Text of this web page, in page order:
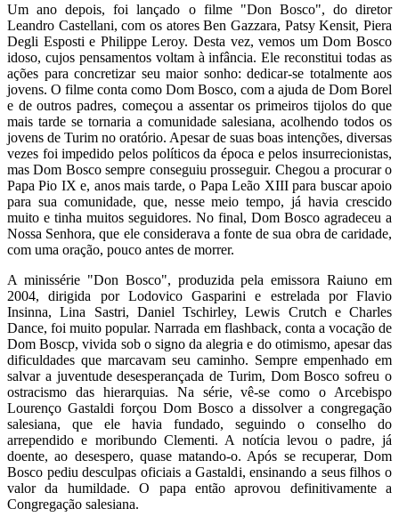
Um ano depois, foi lançado o filme "Don Bosco", do diretor
Leandro Castellani, com os atores Ben Gazzara, Patsy Kensit, Piera
Degli Esposti e Philippe Leroy. Desta vez, vemos um Dom Bosco
idoso, cujos pensamentos voltam à infância. Ele reconstitui todas as
ações para concretizar seu maior sonho: dedicar-se totalmente aos
jovens. O filme conta como Dom Bosco, com a ajuda de Dom Borel
e de outros padres, começou a assentar os primeiros tijolos do que
mais tarde se tornaria a comunidade salesiana, acolhendo todos os
jovens de Turim no oratório. Apesar de suas boas intenções, diversas
vezes foi impedido pelos políticos da época e pelos insurrecionistas,
mas Dom Bosco sempre conseguiu prosseguir. Chegou a procurar o
Papa Pio IX e, anos mais tarde, o Papa Leão XIII para buscar apoio
para sua comunidade, que, nesse meio tempo, já havia crescido
muito e tinha muitos seguidores. No final, Dom Bosco agradeceu a
Nossa Senhora, que ele considerava a fonte de sua obra de caridade,
com uma oração, pouco antes de morrer.
A minissérie "Don Bosco", produzida pela emissora Raiuno em
2004, dirigida por Lodovico Gasparini e estrelada por Flavio
Insinna, Lina Sastri, Daniel Tschirley, Lewis Crutch e Charles
Dance, foi muito popular. Narrada em flashback, conta a vocação de
Dom Boscp, vivida sob o signo da alegria e do otimismo, apesar das
dificuldades que marcavam seu caminho. Sempre empenhado em
salvar a juventude desesperançada de Turim, Dom Bosco sofreu o
ostracismo das hierarquias. Na série, vê-se como o Arcebispo
Lourenço Gastaldi forçou Dom Bosco a dissolver a congregação
salesiana, que ele havia fundado, seguindo o conselho do
arrependido e moribundo Clementi. A notícia levou o padre, já
doente, ao desespero, quase matando-o. Após se recuperar, Dom
Bosco pediu desculpas oficiais a Gastaldi, ensinando a seus filhos o
valor da humildade. O papa então aprovou definitivamente a
Congregação salesiana.